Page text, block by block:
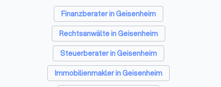
Finanzberater in Geisenheim
Rechtsanwälte in Geisenheim
Steuerberater in Geisenheim
Immobilienmakler in Geisenheim